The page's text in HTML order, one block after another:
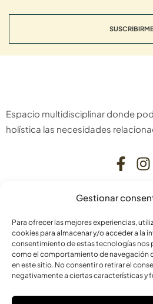
Gestionar
Para ofrecer las mejores experiencias,
cookies para almacenar y/o acceder a la
consentimiento de estas tecnologías nos
como el comportamiento de navegación
en este sitio. No consentir o retirar el
negativamente a ciertas características y
Espacio multidisciplinar donde
holística las necesidades
C. Bardenas Reales, 11, bajo
31006 Pamplona
Navarra